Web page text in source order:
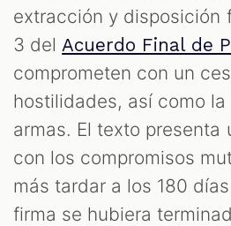
extracción y disposición
3 del Acuerdo Final de
comprometen con un
hostilidades, así como
armas. El texto presenta
con los compromisos
más tardar a los 180
firma se hubiera